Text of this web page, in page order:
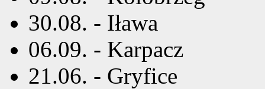
30.08. - Iława
06.09. - Karpacz
21.06. - Gryfice